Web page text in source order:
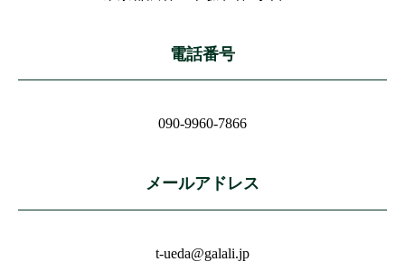
電話番号
090-9960-7866
メールアドレス
t-ueda@galali.jp